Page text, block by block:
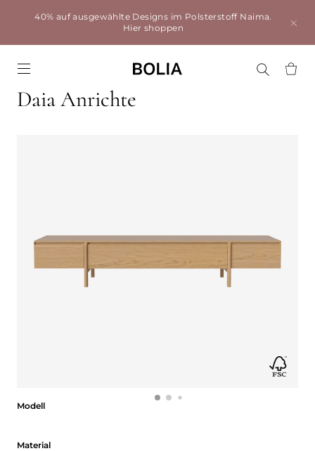
40% auf ausgewählte Designs im Polsterstoff Naima.
Hier shoppen
Daia Anrichte
Modell
Material